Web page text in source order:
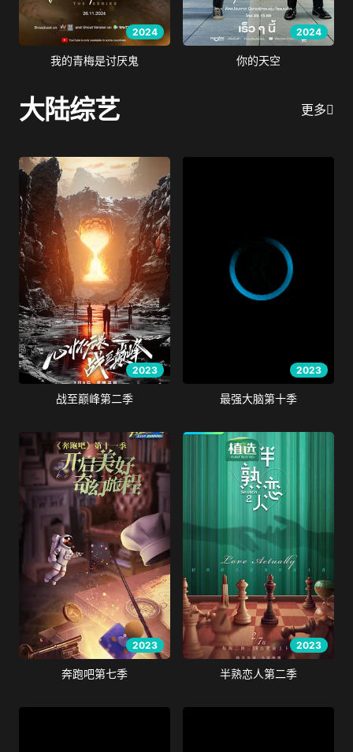
2024
我的青梅是讨厌鬼
2024
你的天空
大陆综艺 更多
2023
战至巅峰第二季
2023
最强大脑第十季
2023
奔跑吧第七季
2023
半熟恋人第二季